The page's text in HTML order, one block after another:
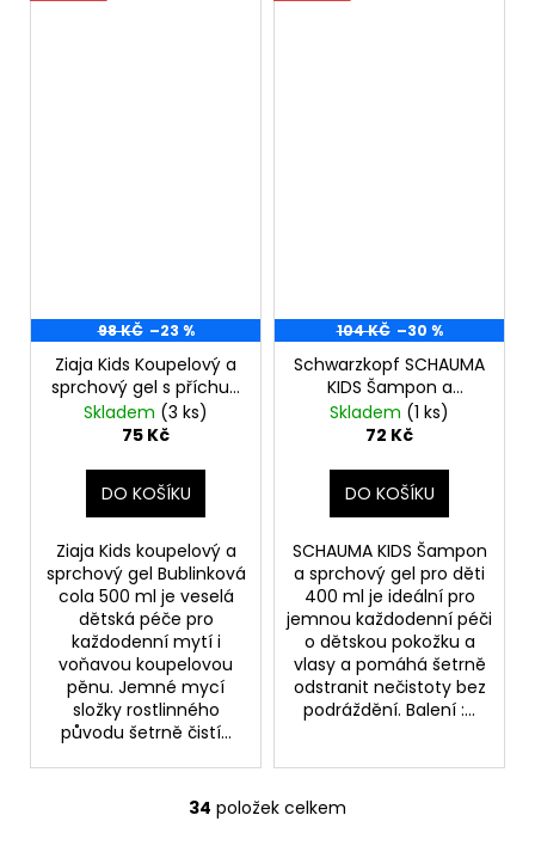
98 KČ –23 %
Ziaja Kids Koupelový a
sprchový gel s příchutí
bublinkové coly, 500
ml
Skladem (3 ks)
75 Kč
DO KOŠÍKU
Ziaja Kids koupelový a
sprchový gel Bublinková
cola 500 ml je veselá
dětská péče pro
každodenní mytí i
voňavou koupelovou
pěnu. Jemné mycí
složky rostlinného
původu šetrně čistí...
104 KČ –30 %
Schwarzkopf SCHAUMA
KIDS Šampon a
sprchový gel pro děti
400 ml
Skladem (1 ks)
72 Kč
DO KOŠÍKU
SCHAUMA KIDS Šampon
a sprchový gel pro děti
400 ml je ideální pro
jemnou každodenní péči
o dětskou pokožku a
vlasy a pomáhá šetrně
odstranit nečistoty bez
podráždění. Balení :...
O
34 položek celkem